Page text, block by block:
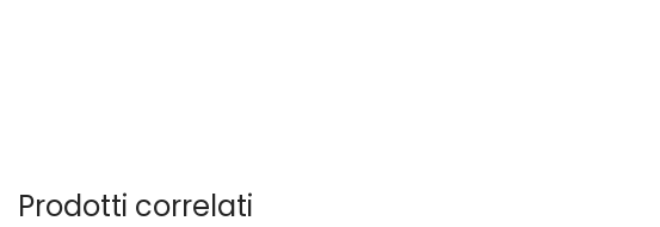
Prodotti correlati